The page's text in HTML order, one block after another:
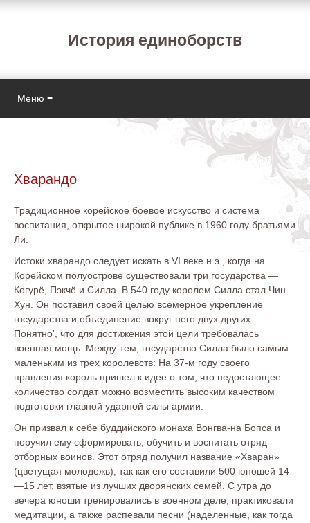
История единоборств
Меню ≡
Хварандо
Традиционное корейское боевое искусство и система
воспитания, открытое широкой публике в 1960 году братьями
Ли.
Истоки хварандо следует искать в VI веке н.э., когда на
Корейском полуострове существовали три государства —
Когурё, Пэкчё и Силла. В 540 году королем Силла стал Чин
Хун. Он поставил своей целью всемерное укрепление
государства и объединение вокруг него двух других.
Понятно', что для достижения этой цели требовалась
военная мощь. Между-тем, государство Силла было самым
маленьким из трех королевств: На 37-м году своего
правления король пришел к идее о том, что недостающее
количество солдат можно возместить высоким качеством
подготовки главной ударной силы армии.
Он призвал к себе буддийского монаха Вонгва-на Бопса и
поручил ему сформировать, обучить и воспитать отряд
отборных воинов. Этот отряд получил название «Хваран»
(цветущая молодежь), так как его составили 500 юношей 14
—15 лет, взятые из лучших дворянских семей. С утра до
вечера юноши тренировались в военном деле, практиковали
медитации, а также распевали песни (наделенные, как тогда